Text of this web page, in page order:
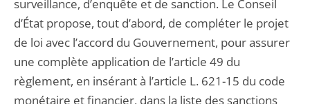
surveillance, d’enquête et de sanction. Le Conseil
d’État propose, tout d’abord, de compléter le projet
de loi avec l’accord du Gouvernement, pour assurer
une complète application de l’article 49 du
règlement, en insérant à l’article L. 621-15 du code
monétaire et financier, dans la liste des sanctions